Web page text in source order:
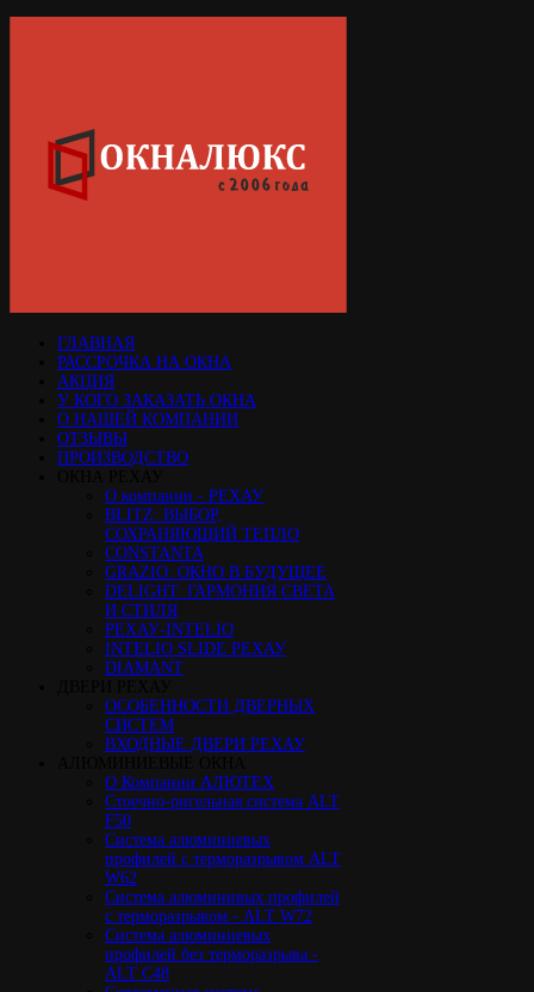
ГЛАВНАЯ
РАССРОЧКА НА ОКНА
АКЦИЯ
У КОГО ЗАКАЗАТЬ ОКНА
О НАШЕЙ КОМПАНИИ
ОТЗЫВЫ
ПРОИЗВОДСТВО
О компании - РЕХАУ
BLITZ: ВЫБОР,
СОХРАНЯЮЩИЙ ТЕПЛО
CONSTANTA
GRAZIO: ОКНО В БУДУЩЕЕ
DELIGHT: ГАРМОНИЯ СВЕТА
И СТИЛЯ
РЕХАУ-INTELIO
INTELIO SLIDE РЕХАУ
DIAMANT
ОСОБЕННОСТИ ДВЕРНЫХ
СИСТЕМ
ВХОДНЫЕ ДВЕРИ РЕХАУ
О Компании АЛЮТЕХ
Стоечно-ригельная система ALT
F50
Cистема алюминиевых
профилей с терморазрывом ALT
W62
Система алюминивых профилей
с терморазрывом - ALT W72
Cистема алюминиевых
профилей без терморазрыва -
ALT C48